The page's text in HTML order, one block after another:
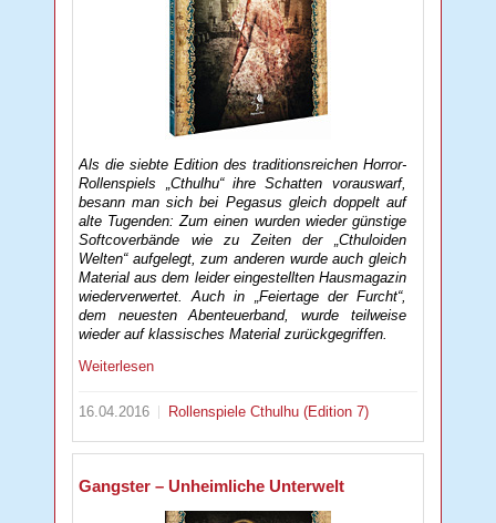
Als die siebte Edition des traditionsreichen Horror-
Rollenspiels „Cthulhu“ ihre Schatten vorauswarf,
besann man sich bei Pegasus gleich doppelt auf
alte Tugenden: Zum einen wurden wieder günstige
Softcoverbände wie zu Zeiten der „Cthuloiden
Welten“ aufgelegt, zum anderen wurde auch gleich
Material aus dem leider eingestellten Hausmagazin
wiederverwertet. Auch in „Feiertage der Furcht“,
dem neuesten Abenteuerband, wurde teilweise
wieder auf klassisches Material zurückgegriffen.
Weiterlesen
16.04.2016 RollenspieleCthulhu (Edition 7)
Gangster – Unheimliche Unterwelt